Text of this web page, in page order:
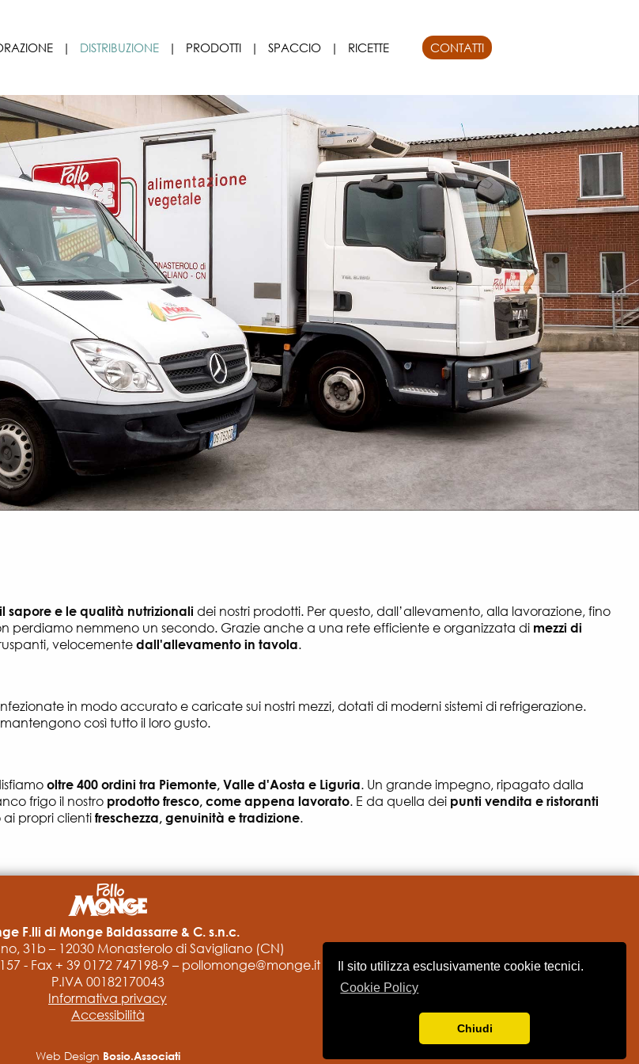
Il sito utilizza esclusivamente cookie tecnici.
Cookie Policy
Chiudi
| DISTRIBUZIONE | PRODOTTI | SPACCIO | RICETTE CONTATTI
sapore e le qualità nutrizionalidei nostri prodotti. Per questo, dall’allevamento, alla lavorazione, fino
perdiamo nemmeno un secondo. Grazie anche a una rete efficiente e organizzata di mezzi di
velocemente dall'allevamento in tavola.
in modo accurato e caricate sui nostri mezzi, dotati di moderni sistemi di refrigerazione.
così tutto il loro gusto.
oltre 400 ordini tra Piemonte, Valle d'Aosta e Liguria. Un grande impegno, ripagato dalla
frigo il nostro prodotto fresco, come appena lavorato. E da quella dei punti vendita e ristoranti
propri clienti freschezza, genuinità e tradizione.
F.lli di Monge Baldassarre & C. s.n.c.
31b –12030 Monasterolo di Savigliano (CN)
-Fax + 39 0172 747198-9 – pollomonge@monge.it
P.IVA 00182170043
Informativa privacy
Accessibilità
Web Design Bosio.Associati